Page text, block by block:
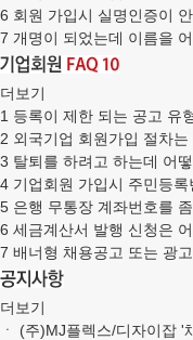
6 회원 가입시 실명인증이 안
7 개명이 되었는데 이름을
더보기
1 등록이 제한 되는 공고 유
2 외국기업 회원가입 절차
3 탈퇴를 하려고 하는데 어
4 기업회원 가입시 주민등
5 은행 무통장 계좌번호를
6 세금계산서 발행 신청은
7 배너형 채용공고 또는 광
더보기
ㆍ
(주)MJ플렉스/디자이잡 '